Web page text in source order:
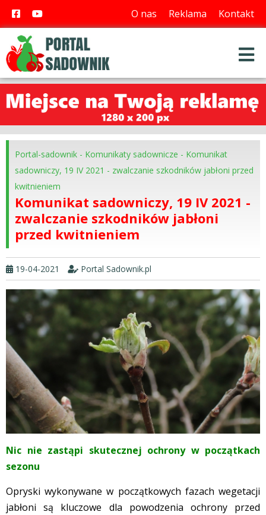
O nas Reklama Kontakt
Portal-sadownik - Komunikaty sadownicze - Komunikat
sadowniczy, 19 IV 2021 - zwalczanie szkodników jabłoni przed
kwitnieniem
Komunikat sadowniczy, 19 IV 2021 -
zwalczanie szkodników jabłoni
przed kwitnieniem
19-04-2021 Portal Sadownik.pl
Nic nie zastąpi skutecznej ochrony w początkach
sezonu
Opryski wykonywane w początkowych fazach wegetacji
jabłoni są kluczowe dla powodzenia ochrony przed